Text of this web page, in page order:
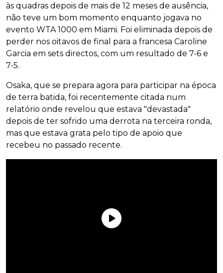
às quadras depois de mais de 12 meses de ausência,
não teve um bom momento enquanto jogava no
evento WTA 1000 em Miami. Foi eliminada depois de
perder nos oitavos de final para a francesa Caroline
Garcia em sets directos, com um resultado de 7-6 e
7-5.
Osaka, que se prepara agora para participar na época
de terra batida, foi recentemente citada num
relatório onde revelou que estava "devastada"
depois de ter sofrido uma derrota na terceira ronda,
mas que estava grata pelo tipo de apoio que
recebeu no passado recente.